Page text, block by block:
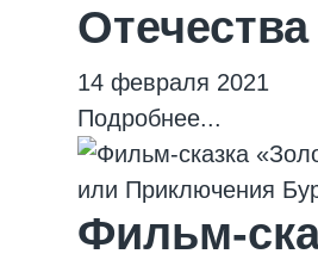
Отечества
14 февраля 2021
Подробнее...
Фильм-